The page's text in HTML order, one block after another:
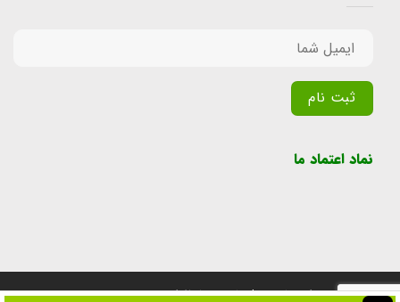
نماد اعتماد ما
تمامی حقوق برای سایت پول یابی محفوظ است.